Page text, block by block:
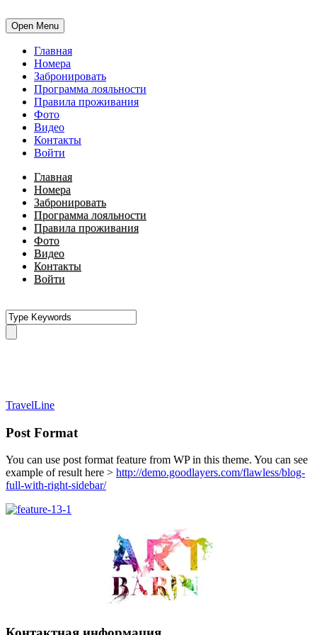
Open Menu
Главная
Номера
Забронировать
Программа лояльности
Правила проживания
Фото
Видео
Контакты
Войти
Главная
Номера
Забронировать
Программа лояльности
Правила проживания
Фото
Видео
Контакты
Войти
TravelLine
Post Format
You can use post format feature from WP in this theme. You can see
example of result here > http://demo.goodlayers.com/flawless/blog-
full-with-right-sidebar/